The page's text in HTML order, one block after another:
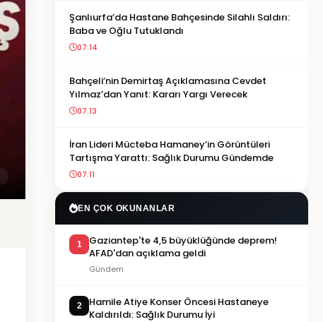
Şanlıurfa’da Hastane Bahçesinde Silahlı Saldırı:
Baba ve Oğlu Tutuklandı
07:14
Bahçeli’nin Demirtaş Açıklamasına Cevdet
Yılmaz’dan Yanıt: Kararı Yargı Verecek
07:13
İran Lideri Mücteba Hamaney’in Görüntüleri
Tartışma Yarattı: Sağlık Durumu Gündemde
07:11
EN ÇOK OKUNANLAR
1
Gaziantep'te 4,5 büyüklüğünde deprem!
AFAD'dan açıklama geldi
Gündem
2
Hamile Atiye Konser Öncesi Hastaneye
Kaldırıldı: Sağlık Durumu İyi